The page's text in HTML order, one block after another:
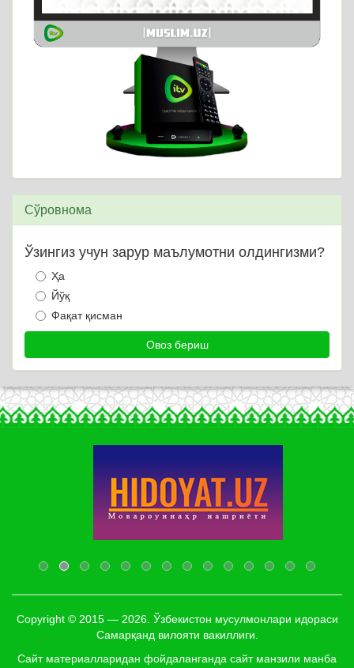
Сўровнома
Ўзингиз учун зарур маълумотни олдингизми?
Ҳа
Йўқ
Фақат қисман
Copyright © 2015 — 2026. Ўзбекистон мусулмонлари идораси
Самарқанд вилояти вакиллиги.
Сайт материалларидан фойдаланганда сайт манзили манба